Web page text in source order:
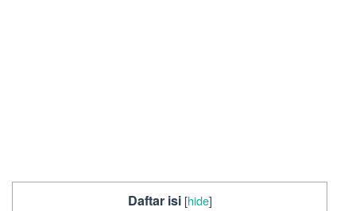
Daftar isi [hide]